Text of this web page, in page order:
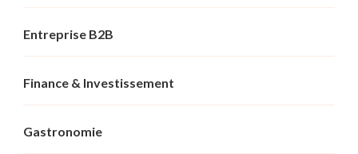
Entreprise B2B
Finance & Investissement
Gastronomie